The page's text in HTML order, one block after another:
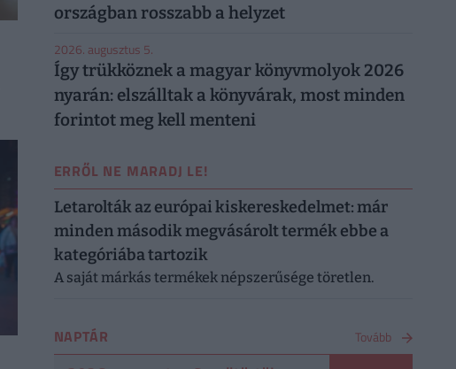
országban rosszabb a helyzet
2026. augusztus 5.
Így trükköznek a magyar könyvmolyok 2026
nyarán: elszálltak a könyvárak, most minden
forintot meg kell menteni
ERRŐL NE MARADJ LE!
Letarolták az európai kiskereskedelmet: már
minden második megvásárolt termék ebbe a
kategóriába tartozik
A saját márkás termékek népszerűsége töretlen.
NAPTÁR Tovább